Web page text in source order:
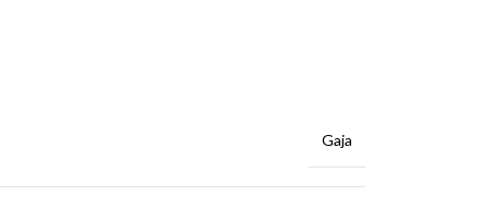
Gaja